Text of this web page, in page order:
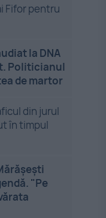
Fifor pentru
la DNA
Politicianul
de martor
din jurul
în timpul
"Pe